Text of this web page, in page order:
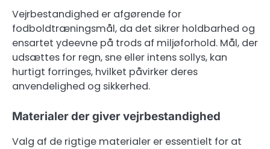
Vejrbestandighed er afgørende for
fodboldtræningsmål, da det sikrer holdbarhed og
ensartet ydeevne på trods af miljøforhold. Mål, der
udsættes for regn, sne eller intens sollys, kan
hurtigt forringes, hvilket påvirker deres
anvendelighed og sikkerhed.
Materialer der giver vejrbestandighed
Valg af de rigtige materialer er essentielt for at